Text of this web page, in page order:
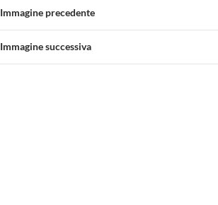
Immagine precedente
Immagine successiva